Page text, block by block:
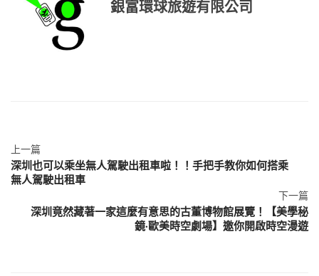
銀富環球旅遊有限公司
上一篇
深圳也可以乘坐無人駕駛出租車啦！！手把手教你如何搭乘
無人駕駛出租車
下一篇
深圳竟然藏著一家這麼有意思的古董博物館展覽！【美學秘
鏡·歐美時空劇場】邀你開啟時空漫遊